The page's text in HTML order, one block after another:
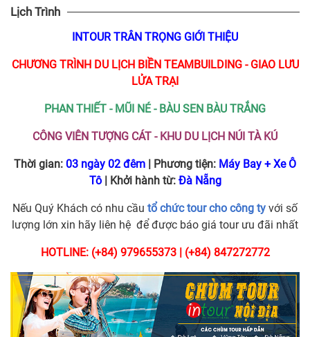
Lịch Trình
INTOURTRÂN TRỌNG GIỚI THIỆU
CHƯƠNG TRÌNH DU LỊCH BIỀN TEAMBUILDING - GIAO LƯU
LỬA TRẠI
PHAN THIẾT - MŨI NÉ- BÀU SEN BÀU TRẮNG
CÔNG VIÊN TƯỢNG CÁT - KHU DU LỊCH NÚI TÀ KÚ
Thời gian: 03 ngày 02 đêm | Phương tiện: Máy Bay + Xe Ô
Tô| Khởi hành từ: Đà Nẵng
Nếu Quý Khách có nhu cầu tổ chức tour cho công ty với số
lượng lớn xin hãy liên hệ để được báo giá tour ưu đãi nhất
HOTLINE: (+84) 979655373 | (+84) 847272772